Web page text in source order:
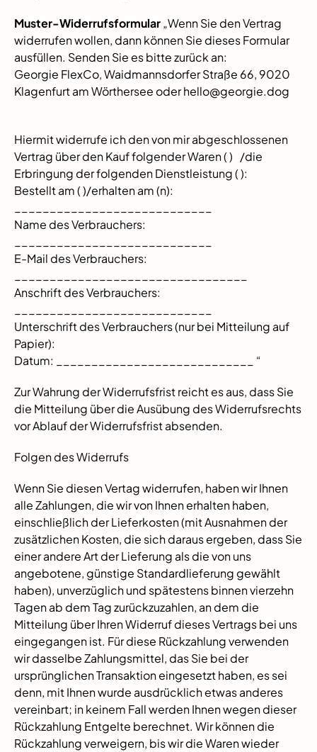
Muster-Widerrufsformular„Wenn Sie den Vertrag
widerrufen wollen, dann können Sie dieses Formular
ausfüllen. Senden Sie es bitte zurück an:
Georgie FlexCo, Waidmannsdorfer Straße 66, 9020
Klagenfurt am Wörthersee oder hello@georgie.dog
Hiermit widerrufe ich den von mir abgeschlossenen
Vertrag über den Kauf folgender Waren ( ) /die
Erbringung der folgenden Dienstleistung ( ):
Bestellt am ( )/erhalten am (n):
Name des Verbrauchers:
E-Mail des Verbrauchers:
Anschrift des Verbrauchers:
Unterschrift des Verbrauchers (nur bei Mitteilung auf
Papier):
Datum: ____________________________ “
Zur Wahrung der Widerrufsfrist reicht es aus, dass Sie
die Mitteilung über die Ausübung des Widerrufsrechts
vor Ablauf der Widerrufsfrist absenden.
Folgen des Widerrufs
Wenn Sie diesen Vertag widerrufen, haben wir Ihnen
alle Zahlungen, die wir von Ihnen erhalten haben,
einschließlich der Lieferkosten (mit Ausnahmen der
zusätzlichen Kosten, die sich daraus ergeben, dass Sie
einer andere Art der Lieferung als die von uns
angebotene, günstige Standardlieferung gewählt
haben), unverzüglich und spätestens binnen vierzehn
Tagen ab dem Tag zurückzuzahlen, an dem die
Mitteilung über Ihren Widerruf dieses Vertrags bei uns
eingegangen ist. Für diese Rückzahlung verwenden
wir dasselbe Zahlungsmittel, das Sie bei der
ursprünglichen Transaktion eingesetzt haben, es sei
denn, mit Ihnen wurde ausdrücklich etwas anderes
vereinbart; in keinem Fall werden Ihnen wegen dieser
Rückzahlung Entgelte berechnet. Wir können die
Rückzahlung verweigern, bis wir die Waren wieder